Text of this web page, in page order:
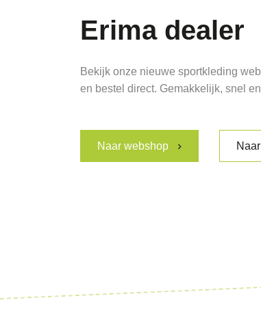
Erima dealer
Bekijk onze nieuwe sportkleding
en bestel direct. Gemakkelijk, snel
Naar webshop